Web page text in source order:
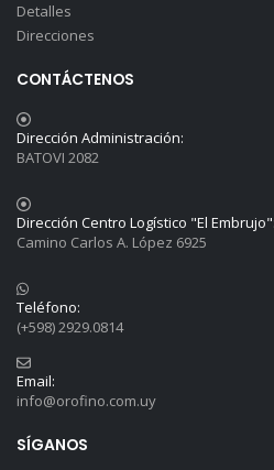
Detalles
Direcciones
CONTÁCTENOS
Dirección Administración:
BATOVI 2082
Dirección Centro Logístico "El Embrujo":
Camino Carlos A. López 6925
Teléfono:
(+598) 2929.0814
Email:
info@orofino.com.uy
SÍGANOS